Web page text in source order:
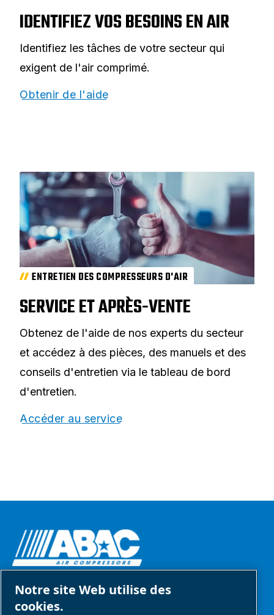
IDENTIFIEZ VOS BESOINS EN AIR
Identifiez les tâches de votre secteur qui
exigent de l'air comprimé.
Obtenir de l'aide
ENTRETIEN DES COMPRESSEURS D'AIR
SERVICE ET APRÈS-VENTE
Obtenez de l'aide de nos experts du secteur
et accédez à des pièces, des manuels et des
conseils d'entretien via le tableau de bord
d'entretien.
Accéder au service
SOLUTIONS D'AIR COMPRIME. DE L'AIR.
Notre site Web utilise des
cookies.